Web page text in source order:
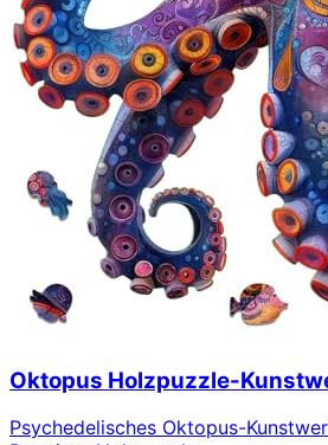
Oktopus Holzpuzzle-
Psychedelisches Oktopus-